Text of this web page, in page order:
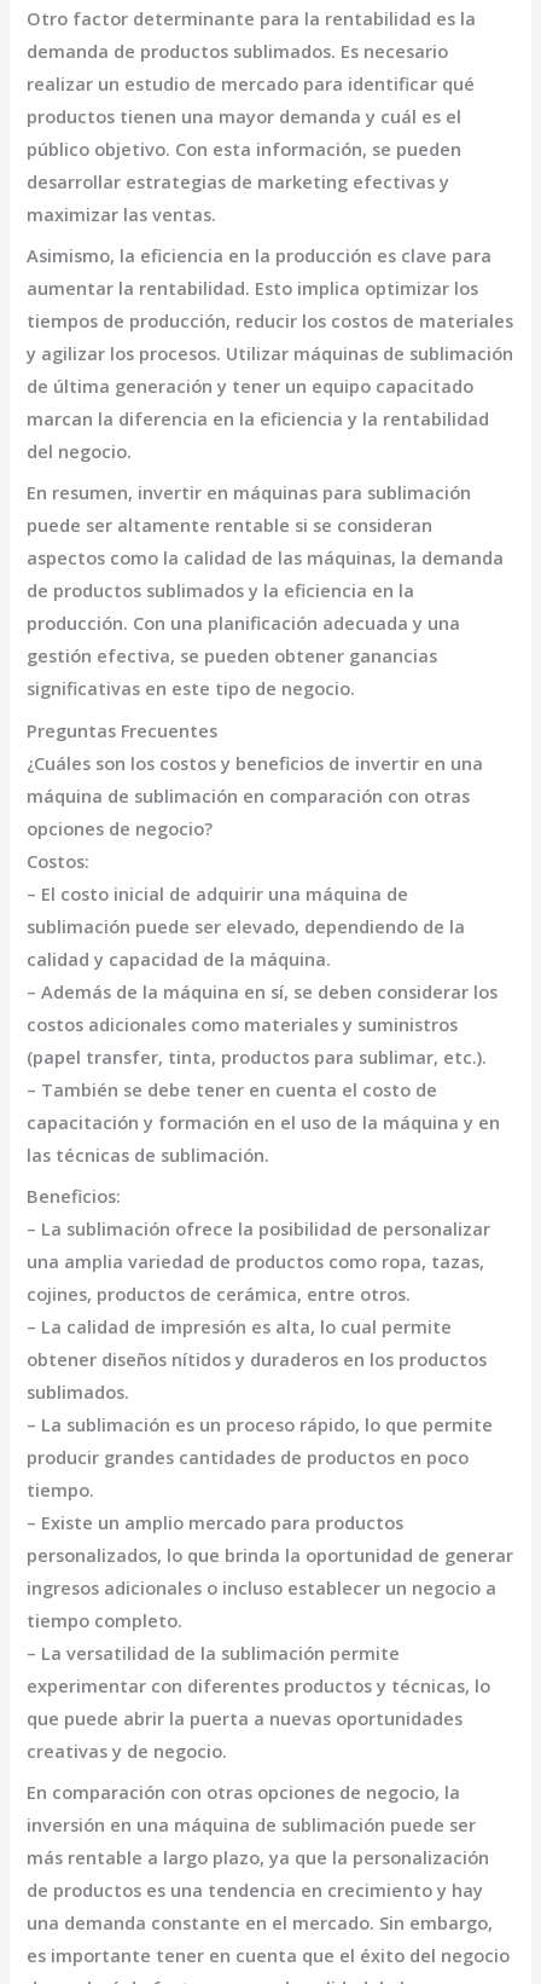
Otro factor determinante para la rentabilidad es la
demanda de productos sublimados. Es necesario
realizar un estudio de mercado para identificar qué
productos tienen una mayor demanda y cuál es el
público objetivo. Con esta información, se pueden
desarrollar estrategias de marketing efectivas y
maximizar las ventas.
Asimismo, la eficiencia en la producción es clave para
aumentar la rentabilidad. Esto implica optimizar los
tiempos de producción, reducir los costos de materiales
y agilizar los procesos. Utilizar máquinas de sublimación
de última generación y tener un equipo capacitado
marcan la diferencia en la eficiencia y la rentabilidad
del negocio.
En resumen, invertir en máquinas para sublimación
puede ser altamente rentable si se consideran
aspectos como la calidad de las máquinas, la demanda
de productos sublimados y la eficiencia en la
producción. Con una planificación adecuada y una
gestión efectiva, se pueden obtener ganancias
significativas en este tipo de negocio.
Preguntas Frecuentes
¿Cuáles son los costos y beneficios de invertir en una
máquina de sublimación en comparación con otras
opciones de negocio?
Costos:
– El costo inicial de adquirir una máquina de
sublimación puede ser elevado, dependiendo de la
calidad y capacidad de la máquina.
– Además de la máquina en sí, se deben considerar los
costos adicionales como materiales y suministros
(papel transfer, tinta, productos para sublimar, etc.).
– También se debe tener en cuenta el costo de
capacitación y formación en el uso de la máquina y en
las técnicas de sublimación.
Beneficios:
– La sublimación ofrece la posibilidad de personalizar
una amplia variedad de productos como ropa, tazas,
cojines, productos de cerámica, entre otros.
– La calidad de impresión es alta, lo cual permite
obtener diseños nítidos y duraderos en los productos
sublimados.
– La sublimación es un proceso rápido, lo que permite
producir grandes cantidades de productos en poco
tiempo.
– Existe un amplio mercado para productos
personalizados, lo que brinda la oportunidad de generar
ingresos adicionales o incluso establecer un negocio a
tiempo completo.
– La versatilidad de la sublimación permite
experimentar con diferentes productos y técnicas, lo
que puede abrir la puerta a nuevas oportunidades
creativas y de negocio.
En comparación con otras opciones de negocio, la
inversión en una máquina de sublimación puede ser
más rentable a largo plazo, ya que la personalización
de productos es una tendencia en crecimiento y hay
una demanda constante en el mercado. Sin embargo,
es importante tener en cuenta que el éxito del negocio